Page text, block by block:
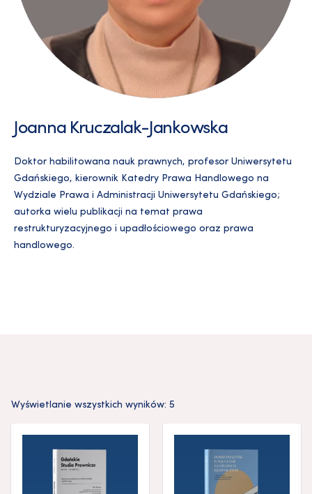
Joanna Kruczalak-Jankowska
Doktor habilitowana nauk prawnych, profesor Uniwersytetu
Gdańskiego, kierownik Katedry Prawa Handlowego na
Wydziale Prawa i Administracji Uniwersytetu Gdańskiego;
autorka wielu publikacji na temat prawa
restrukturyzacyjnego i upadłościowego oraz prawa
handlowego.
Wyświetlanie wszystkich wyników: 5